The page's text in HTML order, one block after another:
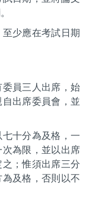
少應在考試日期
員三人出席，始
出席委員會，並
十分為及格，一
為限，並以出席
；惟須出席三分
及格，否則以不